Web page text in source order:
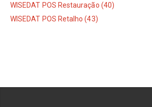
WISEDAT POS Restauração (40)
WISEDAT POS Retalho (43)